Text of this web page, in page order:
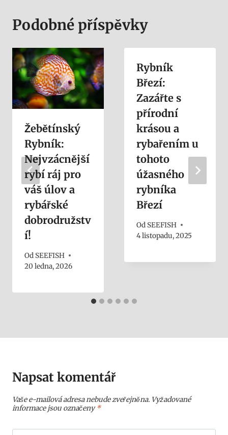
Podobné příspěvky
Žebětínský
Rybník:
Nejvzácnější
rybí ráj pro
váš úlov a
rybářské
dobrodružstv
í!
Od SEEFISH
20 ledna, 2026
Rybník
Březí:
Zazářte s
přírodní
krásou a
rybařením u
tohoto
úžasného
rybníka
Březí
Od SEEFISH
4 listopadu, 2025
Napsat komentář
Vaše e-mailová adresa nebude zveřejněna. Vyžadované
informace jsou označeny*